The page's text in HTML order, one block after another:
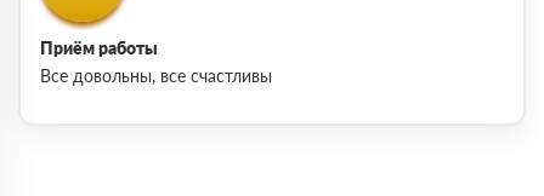
Приём работы
Все довольны, все счастливы